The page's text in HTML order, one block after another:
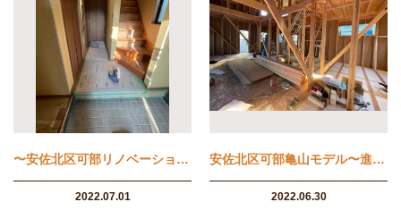
〜安佐北区可部リノベーション物件〜
2022.07.01
安佐北区可部亀山モデル〜進捗状況〜
2022.06.30